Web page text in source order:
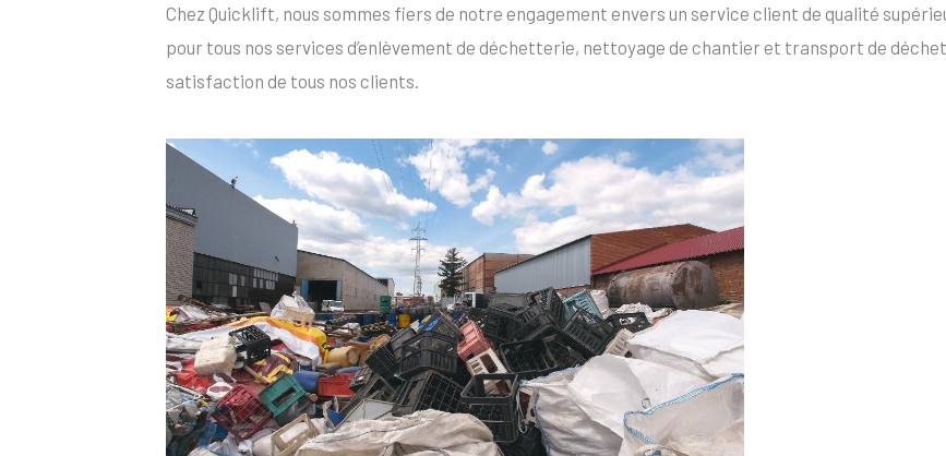
Chez Quicklift, nous sommes fiers de notre engagement envers un service client de qualité
pour tous nos services d’enlèvement de déchetterie, nettoyage de chantier et transport de
satisfaction de tous nos clients.